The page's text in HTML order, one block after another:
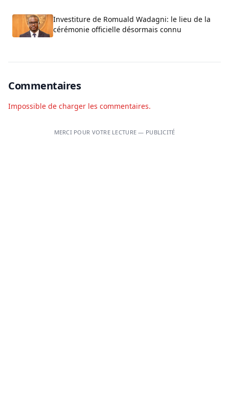
Investiture de Romuald Wadagni: le lieu de la
cérémonie officielle désormais connu
Commentaires
Impossible de charger les commentaires.
MERCI POUR VOTRE LECTURE — PUBLICITÉ